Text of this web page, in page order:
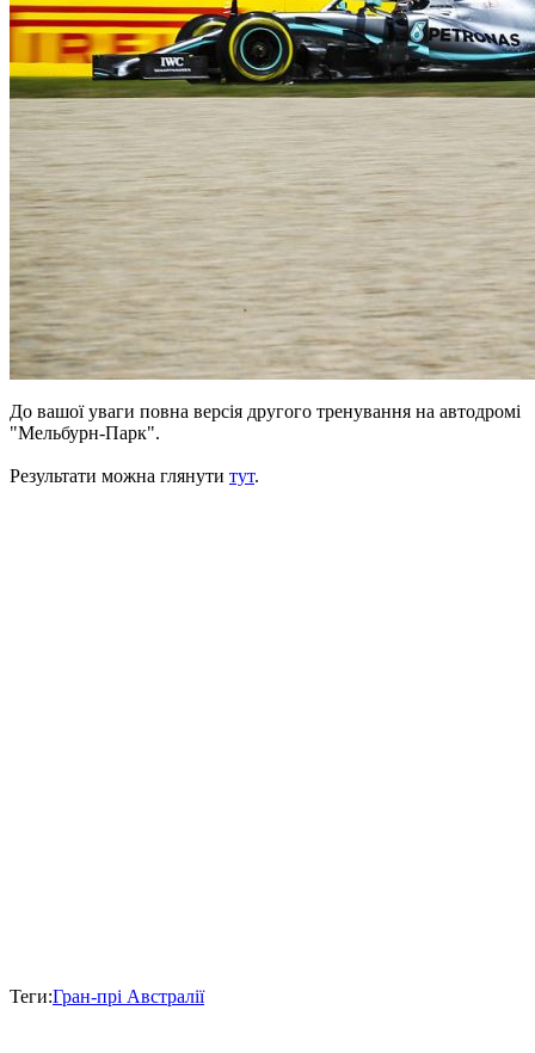
До вашої уваги повна версія другого тренування на автодромі
"Мельбурн-Парк".
Результати можна глянути тут.
Теги:Гран-прі Австралії